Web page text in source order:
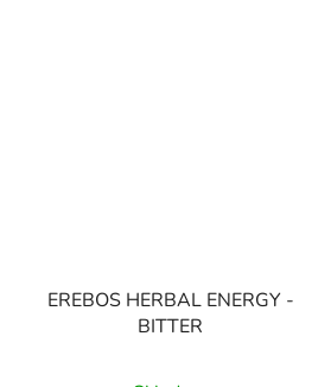
EREBOS HERBAL ENERGY -
BITTER